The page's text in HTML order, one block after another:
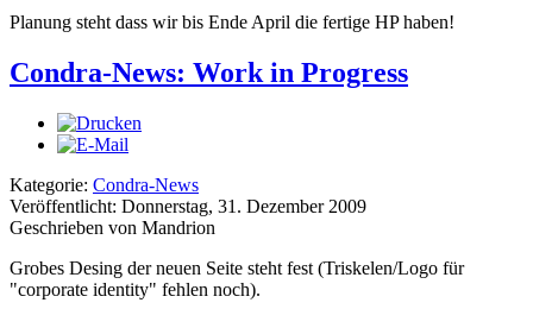
Planung steht dass wir bis Ende April die fertige HP haben!
Condra-News: Work in Progress
Kategorie: Condra-News
Veröffentlicht: Donnerstag, 31. Dezember 2009
Geschrieben von Mandrion
Grobes Desing der neuen Seite steht fest (Triskelen/Logo für
"corporate identity" fehlen noch).